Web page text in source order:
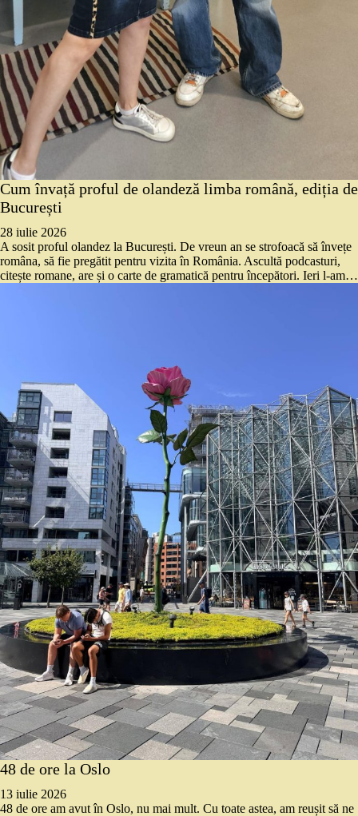
Cum învață proful de olandeză limba română, ediția de
București
28 iulie 2026
A sosit proful olandez la București. De vreun an se strofoacă să învețe
româna, să fie pregătit pentru vizita în România. Ascultă podcasturi,
citește romane, are și o carte de gramatică pentru începători. Ieri l-am…
48 de ore la Oslo
13 iulie 2026
48 de ore am avut în Oslo, nu mai mult. Cu toate astea, am reușit să ne